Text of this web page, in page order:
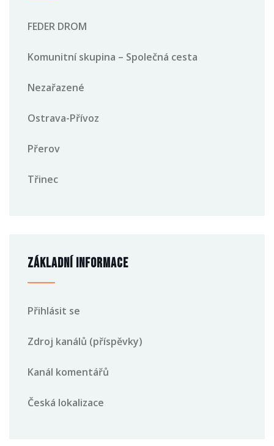
FEDER DROM
Komunitní skupina – Společná cesta
Nezařazené
Ostrava-Přívoz
Přerov
Třinec
Základní informace
Přihlásit se
Zdroj kanálů (příspěvky)
Kanál komentářů
Česká lokalizace